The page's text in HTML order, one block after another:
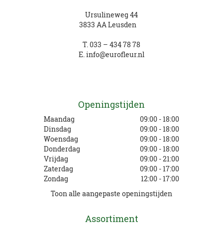
Ursulineweg 44
3833 AA Leusden
T.033 – 434 78 78
E.info@eurofleur.nl
Openingstijden
Maandag
09:00 - 18:00
Dinsdag
09:00 - 18:00
Woensdag
09:00 - 18:00
Donderdag
09:00 - 18:00
Vrijdag
09:00 - 21:00
Zaterdag
09:00 - 17:00
Zondag
12:00 - 17:00
Toon alle aangepaste openingstijden
Assortiment